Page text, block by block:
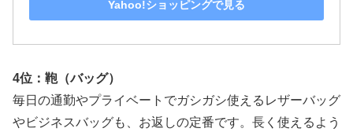
Yahoo!ショッピングで見る
4位：鞄（バッグ）
毎日の通勤やプライベートでガシガシ使えるレザーバッグ
やビジネスバッグも、お返しの定番です。長く使えるよう